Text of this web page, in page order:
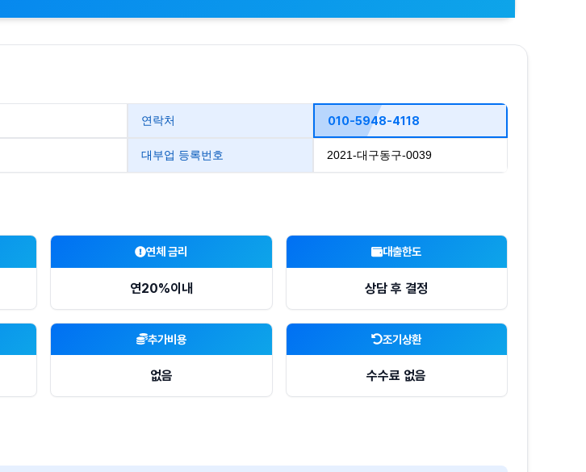
연락처 010-5948-4118
대부업 등록번호 2021-대구동구-0039
연체 금리
연20%이내
대출한도
상담 후 결정
추가비용
없음
조기상환
수수료 없음